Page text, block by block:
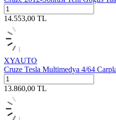
14.553,00 TL
XYAUTO
Cruze Tesla Multimedya 4/64
13.860,00 TL